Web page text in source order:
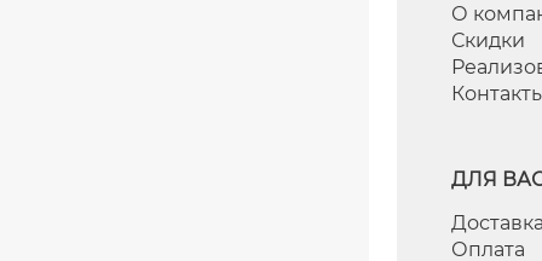
О
Скидки
ДЛЯ
Оплата